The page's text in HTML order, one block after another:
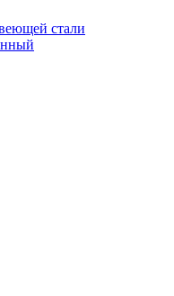
стали